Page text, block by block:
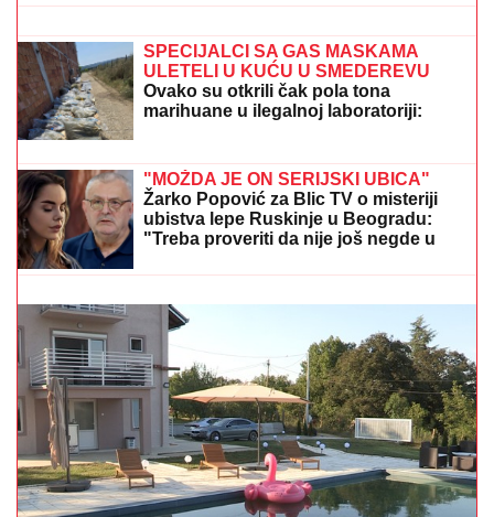
SIN! Uposlednje vreme živela u Domu,
jutros došla da obiđe sina, a on je
TUKAO DO SMRTI! (FOTO, VIDEO)
Ovako su otkrili čak pola tona
marihuane u ilegalnoj laboratoriji:
Uhapšeno 6 osoba (FOTO, VIDEO)
SANJA GRUJIĆ JE DRUGA OSOBA!Pokazala šta
radi posle raskida sa Markom: Odavde NE IZLAZI,
promene na njoj bodu oči (FOTO)